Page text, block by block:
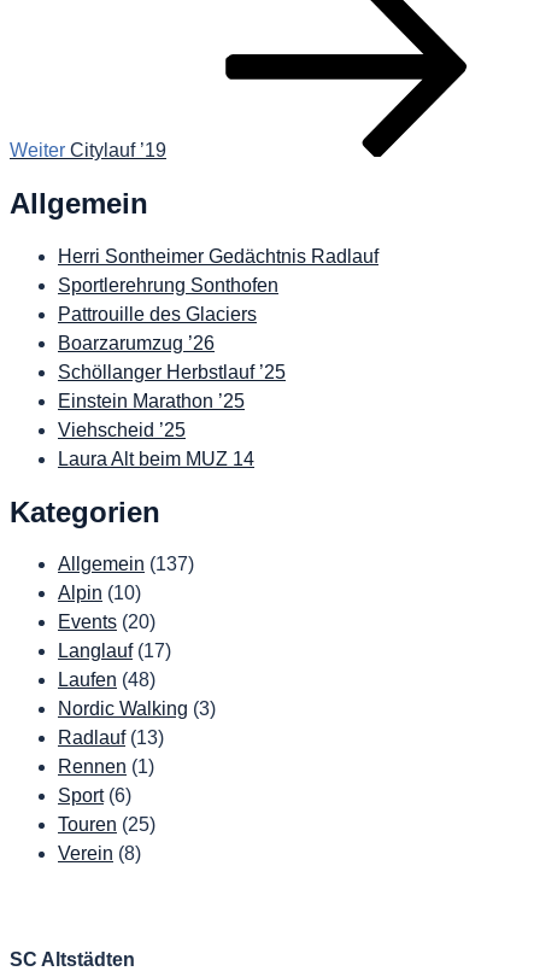
Weiter Citylauf ’19
Allgemein
Herri Sontheimer Gedächtnis Radlauf
Sportlerehrung Sonthofen
Pattrouille des Glaciers
Boarzarumzug ’26
Schöllanger Herbstlauf ’25
Einstein Marathon ’25
Viehscheid ’25
Laura Alt beim MUZ 14
Kategorien
Allgemein (137)
Alpin (10)
Events (20)
Langlauf(17)
Laufen (48)
Nordic Walking (3)
Radlauf(13)
Rennen (1)
Sport(6)
Touren (25)
Verein (8)
SC Altstädten